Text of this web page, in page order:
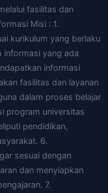
fasilitas dan
Misi : 1.
kurikulum yang berlaku
informasi yang ada
informasi
fasilitas dan layanan
dalam proses belajar
program universitas
pendidikan,
6.
sesuai dengan
dan menyiapkan
7.